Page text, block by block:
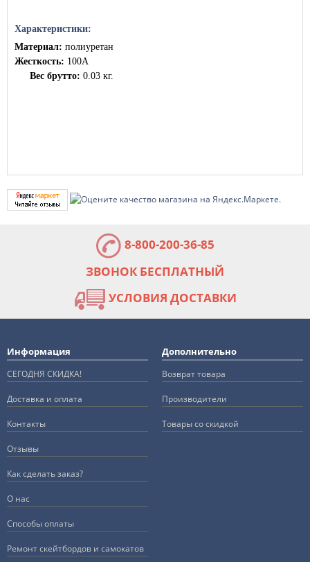
Характеристики:
Материал: полиуретан
Жесткость: 100А
Вес брутто: 0.03 кг.
8-800-200-36-85
ЗВОНОК БЕСПЛАТНЫЙ
УСЛОВИЯ ДОСТАВКИ
Информация
СЕГОДНЯ СКИДКА!
Доставка и оплата
Контакты
Отзывы
Как сделать заказ?
О нас
Способы оплаты
Ремонт скейтбордов и самокатов
Дополнительно
Возврат товара
Производители
Товары со скидкой